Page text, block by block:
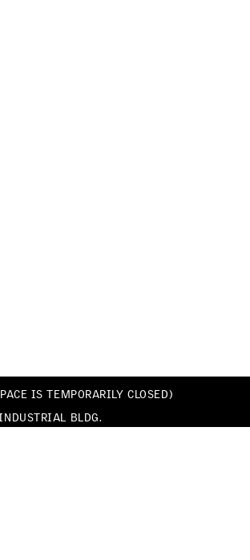
IS TEMPORARILY CLOSED)
BLDG.